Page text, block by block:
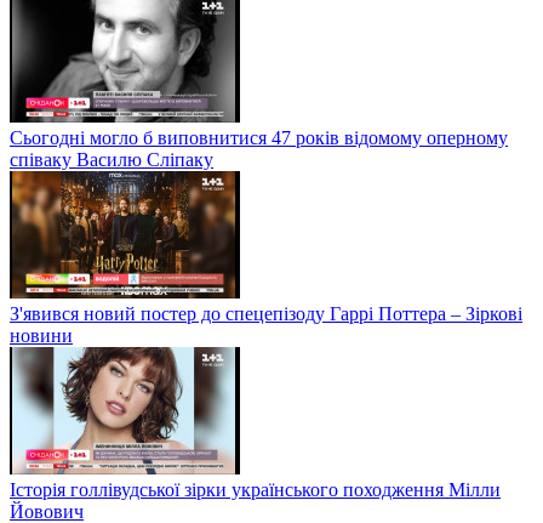
Сьогодні могло б виповнитися 47 років відомому оперному
співаку Василю Сліпаку
З'явився новий постер до спецепізоду Гаррі Поттера – Зіркові
новини
Історія голлівудської зірки українського походження Мілли
Йовович